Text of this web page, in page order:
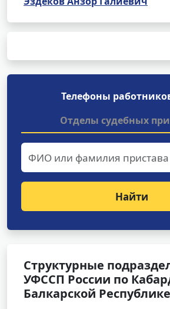
Телефоны
Отделы судебных
Найти
Структурные
УФССП России по
Балкарской Республике